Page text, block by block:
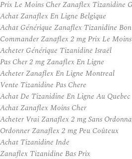
Prix Le Moins Cher Zanaflex Tizanidine
Achat Zanaflex En Ligne Belgique
Achat Générique Zanaflex Tizanidine
Commander Zanaflex 2 mg Prix Le
Acheter Générique Tizanidine Israël
Pas Cher 2 mg Zanaflex En Ligne
Acheter Zanaflex En Ligne Montreal
Vente Tizanidine Pas Chere
Achat De Tizanidine En Ligne Au Quebec
Achat Zanaflex Moins Cher
Acheter Vrai Zanaflex 2 mg Sans
Ordonner Zanaflex 2 mg Peu Coûteux
Achat Tizanidine Inde
Zanaflex Tizanidine Bas Prix